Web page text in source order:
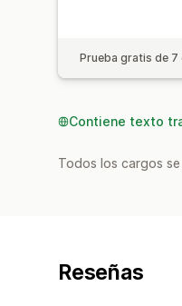
Prueba gratis de 7
Contiene texto
Todos los cargos
Reseñas